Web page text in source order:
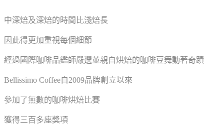
中深焙及深焙的時間比淺焙長
因此得更加重視每個細節
經過國際咖啡品鑑師嚴選並親自烘焙的咖啡豆舞動著奇蹟
Bellissimo Coffee自2009品牌創立以來
參加了無數的咖啡烘焙比賽
獲得三百多座獎項